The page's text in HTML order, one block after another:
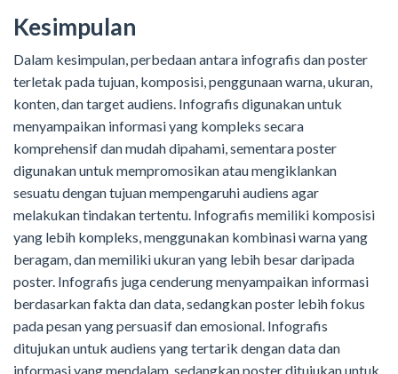
Kesimpulan
Dalam kesimpulan, perbedaan antara infografis dan poster
terletak pada tujuan, komposisi, penggunaan warna, ukuran,
konten, dan target audiens. Infografis digunakan untuk
menyampaikan informasi yang kompleks secara
komprehensif dan mudah dipahami, sementara poster
digunakan untuk mempromosikan atau mengiklankan
sesuatu dengan tujuan mempengaruhi audiens agar
melakukan tindakan tertentu. Infografis memiliki komposisi
yang lebih kompleks, menggunakan kombinasi warna yang
beragam, dan memiliki ukuran yang lebih besar daripada
poster. Infografis juga cenderung menyampaikan informasi
berdasarkan fakta dan data, sedangkan poster lebih fokus
pada pesan yang persuasif dan emosional. Infografis
ditujukan untuk audiens yang tertarik dengan data dan
informasi yang mendalam, sedangkan poster ditujukan untuk